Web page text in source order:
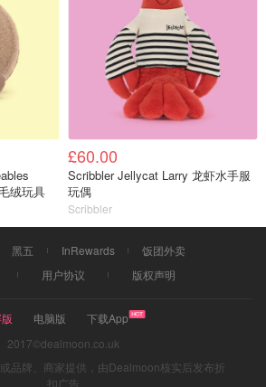
绒玩具
£60.00
Scribbler Jellycat Larry 龙虾水手服
玩偶
Scribbler
黑五 InRewards
饭团外卖
用户协议 版权声明
电脑版
下载App
2017©dealmoon.co.uk
品牌、商家提供，由Dealmoon核实后发布折
扣广告